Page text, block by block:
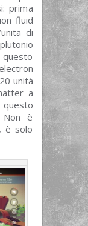
prima
fluid
di
questo
unità
a
Non è
è solo